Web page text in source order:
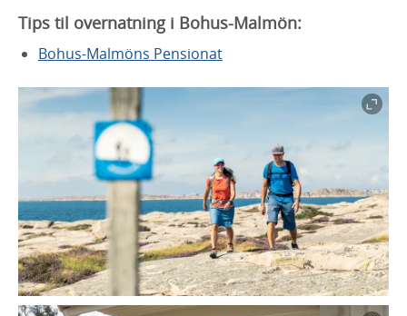
Tips til overnatning i Bohus-Malmön:
Bohus-Malmöns Pensionat